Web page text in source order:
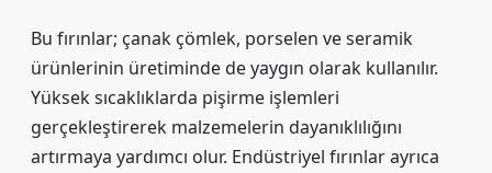
Bu fırınlar; çanak çömlek, porselen ve seramik
ürünlerinin üretiminde de yaygın olarak kullanılır.
Yüksek sıcaklıklarda pişirme işlemleri
gerçekleştirerek malzemelerin dayanıklılığını
artırmaya yardımcı olur. Endüstriyel fırınlar ayrıca